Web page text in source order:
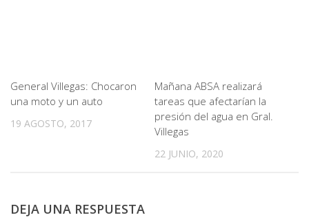
General Villegas: Chocaron
una moto y un auto
19 AGOSTO, 2017
Mañana ABSA realizará
tareas que afectarían la
presión del agua en Gral.
Villegas
22 JUNIO, 2020
DEJA UNA RESPUESTA